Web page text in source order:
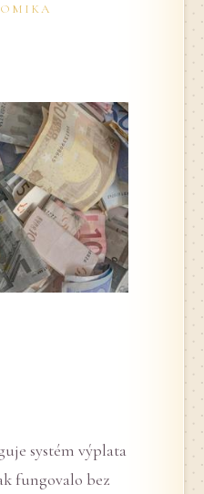
systém výplata
fungovalo bez